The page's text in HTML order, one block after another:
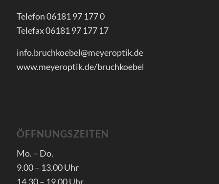
Telefon 06181 97 177 0
Telefax 06181 97 177 17
info.bruchkoebel@meyeroptik.de
www.meyeroptik.de/bruchkoebel
ÖFFNUNGSZEITEN
Mo. – Do.
9.00 – 13.00 Uhr
14.30 – 19.00 Uhr